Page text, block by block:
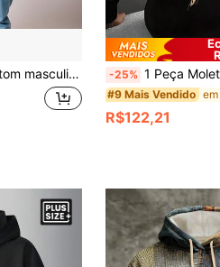
Blusa de frio com Capuz e Ziper Flanelado G1 ao G11 -25% 1 Peça Moletom com Capuz e Estampa Gráfica para Homens Plus
#9 Mais Vendido
R$122,21